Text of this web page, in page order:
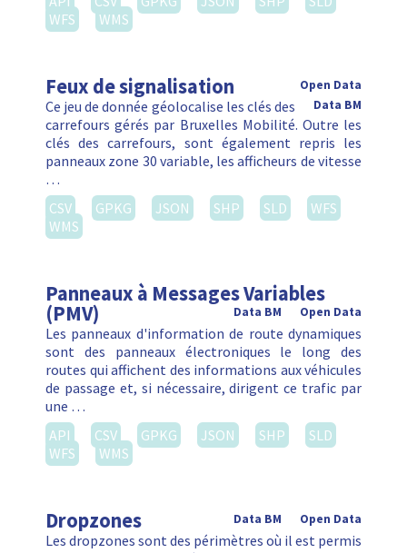
WFS
WMS
Feux de signalisation
Open Data
Data BM
Ce jeu de donnée géolocalise les clés des
carrefours gérés par Bruxelles Mobilité. Outre les
clés des carrefours, sont également repris les
panneaux zone 30 variable, les afficheurs de vitesse
…
CSV
GPKG JSON SHP SLD
WFS
WMS
Panneaux à Messages Variables
(PMV) Open Data
Data BM
Les panneaux d'information de route dynamiques
sont des panneaux électroniques le long des
routes qui affichent des informations aux véhicules
de passage et, si nécessaire, dirigent ce trafic par
une …
API
CSV GPKG JSON SHP
SLD
WFS
WMS
Dropzones Open Data
Data BM
Les dropzones sont des périmètres où il est permis